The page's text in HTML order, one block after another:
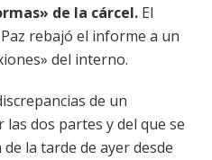
de la cárcel. El
rebajó el informe a un
del interno.
de un
dos partes y del que se
la tarde de ayer desde